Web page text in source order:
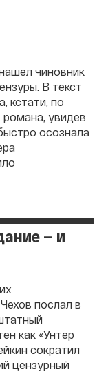
чиновник
В текст
кстати, по
увидев
осознала
— и
послал в
как «Унтер
сократил
цензурный